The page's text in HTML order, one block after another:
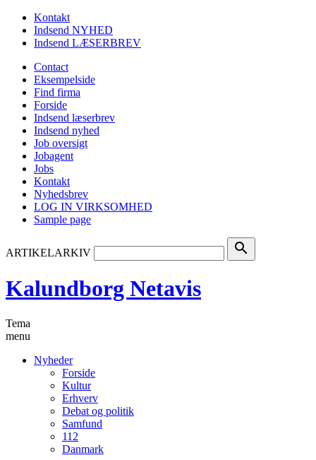
Kontakt
Indsend NYHED
Indsend LÆSERBREV
Contact
Eksempelside
Find firma
Forside
Indsend læserbrev
Indsend nyhed
Job oversigt
Jobagent
Jobs
Kontakt
Nyhedsbrev
LOG IN VIRKSOMHED
Sample page
ARTIKELARKIV search
Kalundborg Netavis
Tema
menu
Nyheder
Forside
Kultur
Erhverv
Debat og politik
Samfund
112
Danmark